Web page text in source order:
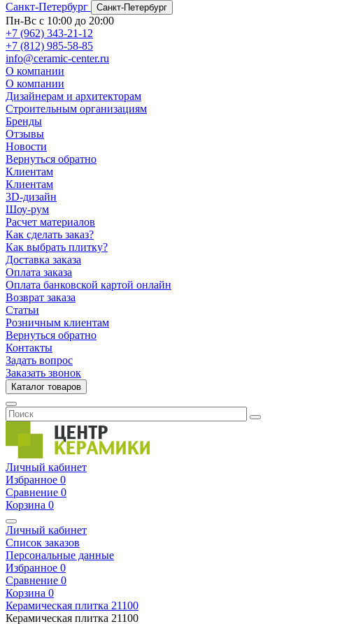
Санкт-Петербург
Санкт-Петербург
Пн-Вс с 10:00 до 20:00
+7 (962) 343-21-12
+7 (812) 985-58-85
info@ceramic-center.ru
О компании
О компании
Дизайнерам и архитекторам
Строительным организациям
Бренды
Отзывы
Новости
Вернуться обратно
Клиентам
Клиентам
3D-дизайн
Шоу-рум
Расчет материалов
Как сделать заказ?
Как выбрать плитку?
Доставка заказа
Оплата заказа
Оплата банковской картой онлайн
Возврат заказа
Статьи
Розничным клиентам
Вернуться обратно
Контакты
Задать вопрос
Заказать звонок
Каталог товаров
Личный кабинет
Избранное 0
Сравнение 0
Корзина 0
Личный кабинет
Список заказов
Персональные данные
Избранное 0
Сравнение 0
Корзина 0
Керамическая плитка 21100
Керамическая плитка 21100